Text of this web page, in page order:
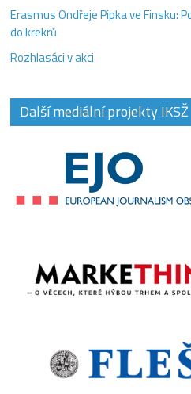
Erasmus Ondřeje Pipka ve Finsku:
do krekrů
Rozhlasáci v akci
Další mediální projekty IKSŽ